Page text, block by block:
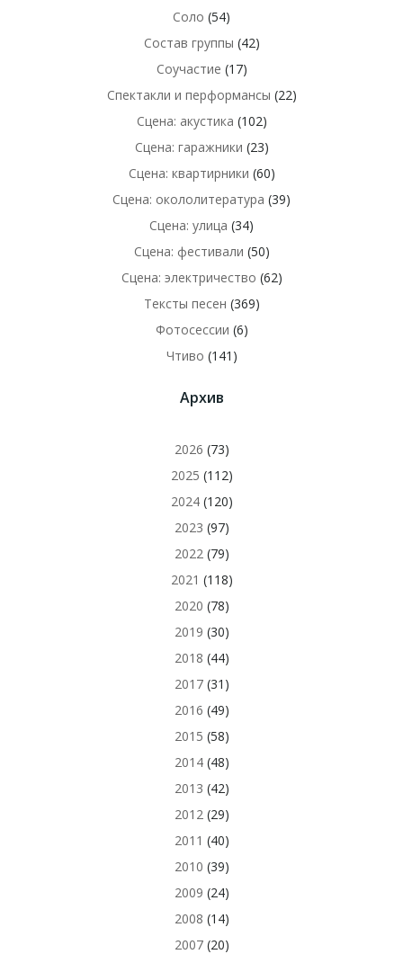
Соло (54)
Состав группы (42)
Соучастие (17)
Спектакли и перформансы (22)
Сцена: акустика (102)
Сцена: гаражники (23)
Сцена: квартирники (60)
Сцена: окололитература (39)
Сцена: улица (34)
Сцена: фестивали (50)
Сцена: электричество (62)
Тексты песен (369)
Фотосессии (6)
Чтиво (141)
Архив
2026 (73)
2025 (112)
2024(120)
2023 (97)
2022(79)
2021 (118)
2020 (78)
2019 (30)
2018 (44)
2017(31)
2016 (49)
2015 (58)
2014(48)
2013 (42)
2012(29)
2011 (40)
2010 (39)
2009 (24)
2008 (14)
2007(20)